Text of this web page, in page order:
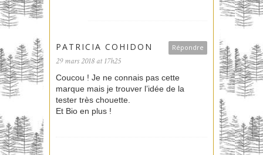
Répondre
PATRICIA COHIDON
29 mars 2018 at 17h25
Coucou ! Je ne connais pas cette
marque mais je trouver l’idée de la
tester très chouette.
Et Bio en plus !